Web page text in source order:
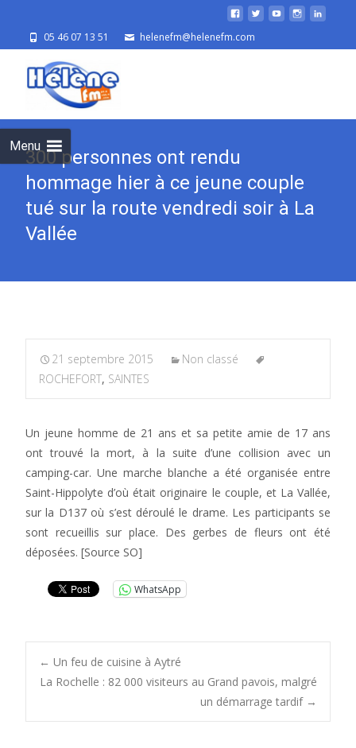
05 46 07 13 51 helenefm@helenefm.com
Menu
300 personnes ont rendu
hommage hier à ce jeune couple
tué sur la route vendredi soir à La
Vallée
21 septembre 2015
Non classé
ROCHEFORT, SAINTES
Un jeune homme de 21 ans et sa petite amie de 17 ans
ont trouvé la mort, à la suite d’une collision avec un
camping-car. Une marche blanche a été organisée entre
Saint-Hippolyte d’où était originaire le couple, et La Vallée,
sur la D137 où s’est déroulé le drame. Les participants se
sont recueillis sur place. Des gerbes de fleurs ont été
déposées. [Source SO]
WhatsApp
Post
navigation
← Un feu de cuisine à Aytré
La Rochelle : 82 000 visiteurs au Grand pavois, malgré
un démarrage tardif →